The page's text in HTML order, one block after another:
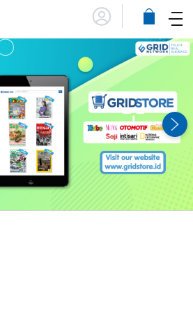
Lihat
Menu